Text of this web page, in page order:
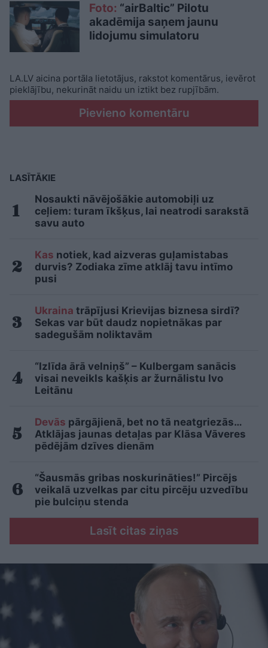
Foto: “airBaltic” Pilotu
akadēmija saņem jaunu
lidojumu simulatoru
LA.LV aicina portāla lietotājus, rakstot komentārus, ievērot
pieklājību, nekurināt naidu un iztikt bez rupjībām.
Pievieno komentāru
LASĪTĀKIE
Nosaukti nāvējošākie automobiļi uz
ceļiem: turam īkšķus, lai neatrodi sarakstā
savu auto
Kas notiek, kad aizveras guļamistabas
durvis? Zodiaka zīme atklāj tavu intīmo
pusi
Ukraina trāpījusi Krievijas biznesa sirdī?
Sekas var būt daudz nopietnākas par
sadegušām noliktavām
“Izlīda ārā velniņš” – Kulbergam sanācis
visai neveikls kašķis ar žurnālistu Ivo
Leitānu
Devās pārgājienā, bet no tā neatgriezās…
Atklājas jaunas detaļas par Klāsa Vāveres
pēdējām dzīves dienām
“Šausmās gribas noskurināties!” Pircējs
veikalā uzvelkas par citu pircēju uzvedību
pie bulciņu stenda
Lasīt citas ziņas